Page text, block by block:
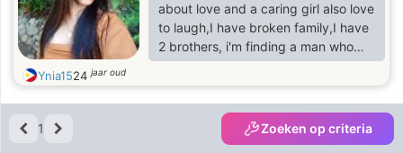
about love and a caring girl also love
to laugh,I have broken family,I have
2 brothers, i'm finding a man who
can accept for who I am.
Ynia1524jaar oud
1 Zoeken op criteria